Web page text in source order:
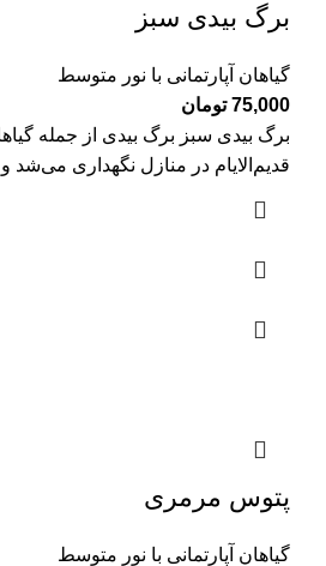
برگ بیدی سبز
گیاهان آپارتمانی با نور متوسط
75,000 تومان
برگ بیدی سبز برگ بیدی از جمله
قدیم‌الایام در منازل نگهداری می‌شد
پتوس مرمری
گیاهان آپارتمانی با نور متوسط